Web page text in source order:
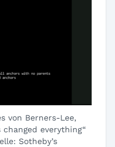
von Berners-Lee,
everything“
Sotheby’s